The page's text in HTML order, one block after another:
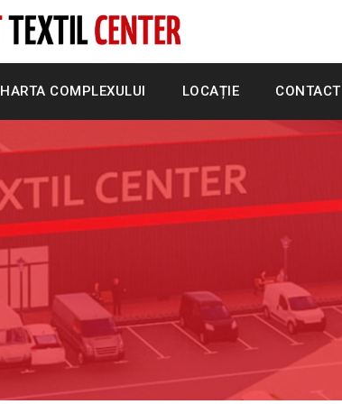
HARTA COMPLEXULUI LOCAȚIE CONTACT